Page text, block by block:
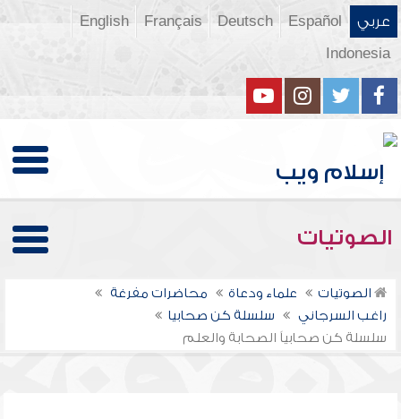
عربي Español
Deutsch
Français
English
Indonesia
الصوتيات
الصوتيات علماء ودعاة
محاضرات مفرغة
راغب السرجاني
سلسلة كن صحابيا
سلسلة كن صحابياً الصحابة والعلم